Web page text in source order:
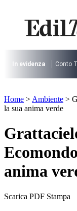
contenuto
I più cercati
Lorem ipsum
Lorem ipsum
In evidenza Conto
I più cercati
Lorem ipsum
Lorem ipsum
Home > Ambiente >
la sua anima verde
anima
Scarica PDF Stampa